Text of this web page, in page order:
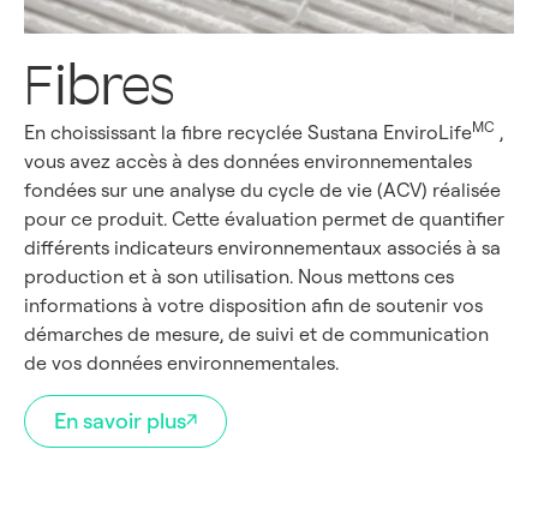
Fibres
En choississant la fibre recyclée Sustana EnviroLifeMC ,
vous avez accès à des données environnementales
fondées sur une analyse du cycle de vie (ACV) réalisée
pour ce produit. Cette évaluation permet de quantifier
différents indicateurs environnementaux associés à sa
production et à son utilisation. Nous mettons ces
informations à votre disposition afin de soutenir vos
démarches de mesure, de suivi et de communication
de vos données environnementales.
En savoir plus